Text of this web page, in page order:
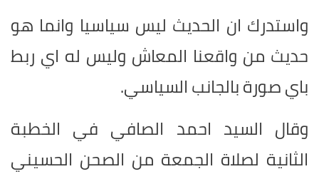
واستدرك ان الحديث ليس سياسيا وانما هو
حديث من واقعنا المعاش وليس له اي ربط
باي صورة بالجانب السياسي.
وقال السيد احمد الصافي في الخطبة
الثانية لصلاة الجمعة من الصحن الحسيني